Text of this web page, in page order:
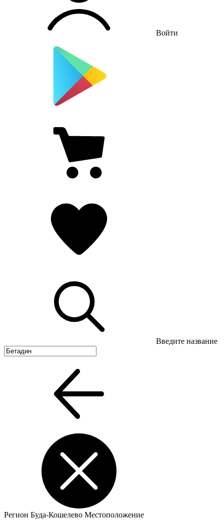
Войти
Введите название
Регион Буда-Кошелево Местоположение